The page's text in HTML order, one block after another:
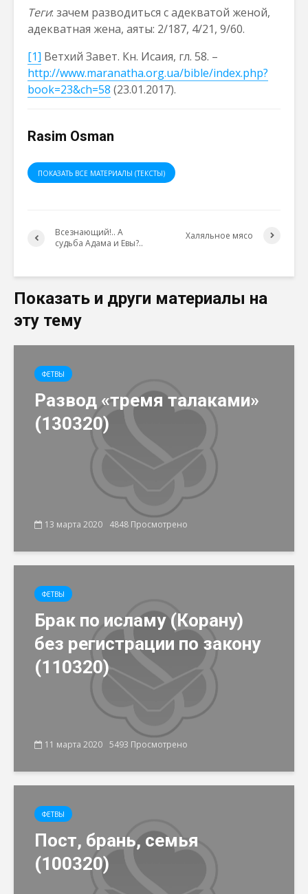
Теги: зачем разводиться с адекватой женой,
адекватная жена, аяты: 2/187, 4/21, 9/60.
[1] Ветхий Завет. Кн. Исаия, гл. 58. –
http://www.maranatha.org.ua/bible/index.php?
book=23&ch=58 (23.01.2017).
Rasim Osman
ПОКАЗАТЬ ВСЕ МАТЕРИАЛЫ (ТЕКСТЫ)
Всезнающий!.. А
судьба Адама и Евы?..
Халяльное мясо
Показать и други материалы на
эту тему
ФЕТВЫ
Развод «тремя талаками»
(130320)
13 марта 2020 4848 Просмотрено
ФЕТВЫ
Брак по исламу (Корану)
без регистрации по закону
(110320)
11 марта 2020 5493 Просмотрено
ФЕТВЫ
Пост, брань, семья
(100320)